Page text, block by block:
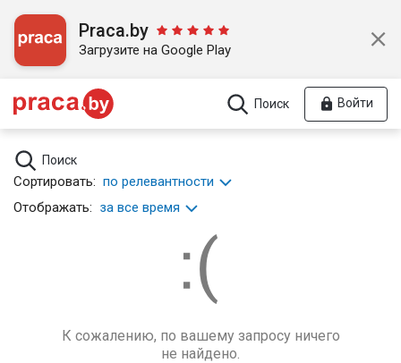
Praca.by
Загрузите на Google Play
Поиск Войти
Поиск
Сортировать: по релевантности
Отображать: за все время
К сожалению, по вашему запросу ничего
не найдено.